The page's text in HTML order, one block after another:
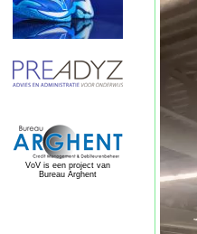
VoV is een project van
Bureau Arghent